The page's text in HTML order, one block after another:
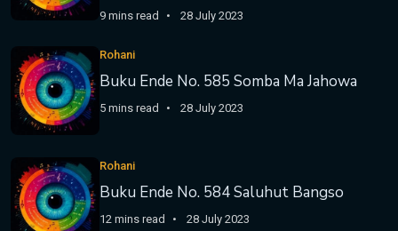
9 mins read 28 July 2023
Rohani
Buku Ende No. 585 Somba Ma Jahowa
5 mins read 28 July 2023
Rohani
Buku Ende No. 584 Saluhut Bangso
12 mins read 28 July 2023